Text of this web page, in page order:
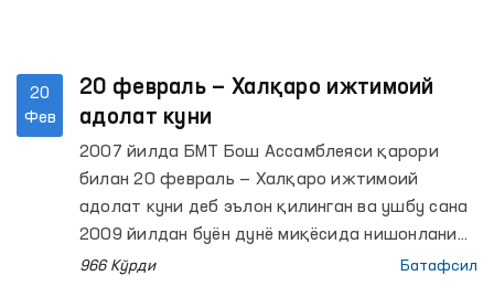
20
Фев
20 февраль — Халқаро ижтимоий
адолат куни
2007 йилда БМТ Бош Ассамблеяси қарори
билан 20 февраль — Халқаро ижтимоий
адолат куни деб эълон қилинган ва ушбу сана
2009 йилдан буён дунё миқёсида нишонланиб
келинмоқда.
966 Кўрди Батафсил